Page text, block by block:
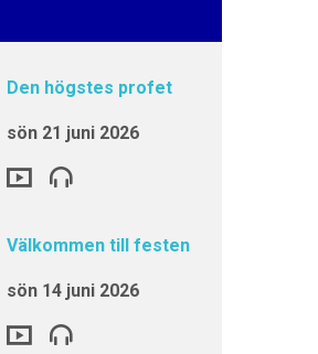
Den högstes profet
sön 21 juni 2026
Välkommen till festen
sön 14 juni 2026